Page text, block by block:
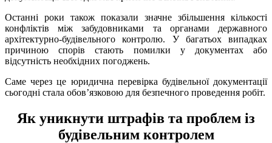
Останні роки також показали значне збільшення кількості
конфліктів між забудовниками та органами державного
архітектурно-будівельного контролю. У багатьох випадках
причиною спорів стають помилки у документах або
відсутність необхідних погоджень.
Саме через це юридична перевірка будівельної документації
сьогодні стала обов’язковою для безпечного проведення робіт.
Як уникнути штрафів та проблем із
будівельним контролем